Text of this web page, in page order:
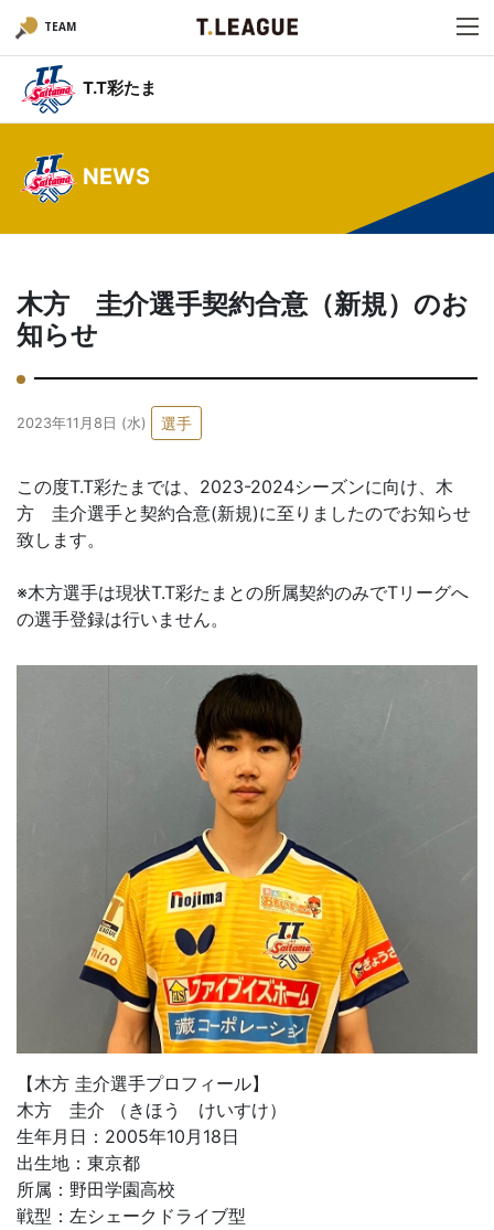
TEAM
T.T彩たま
NEWS
木方 圭介選手契約合意（新規）のお
知らせ
2023年11月8日 (水) 選手
この度T.T彩たまでは、2023-2024シーズンに向け、木
方 圭介選手と契約合意(新規)に至りましたのでお知らせ
致します。
※木方選手は現状T.T彩たまとの所属契約のみでTリーグへ
の選手登録は行いません。
【木方 圭介選手プロフィール】
木方 圭介 （きほう けいすけ）
生年月日：2005年10月18日
出生地：東京都
所属：野田学園高校
戦型：左シェークドライブ型